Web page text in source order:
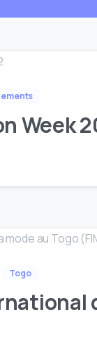
Week
Togo